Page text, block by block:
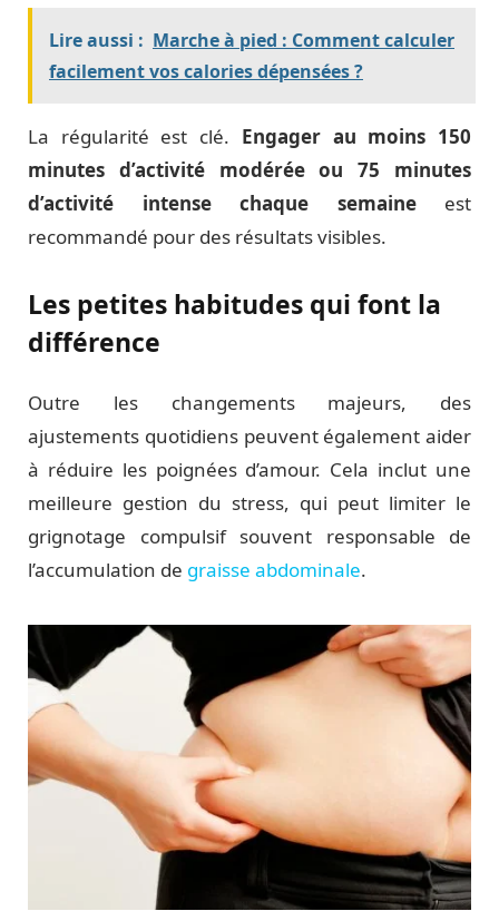
Lire aussi : Marche à pied : Comment calculer
facilement vos calories dépensées ?
La régularité est clé. Engager au moins 150
minutes d’activité modérée ou 75 minutes
d’activité intense chaque semaineest
recommandé pour des résultats visibles.
Les petites habitudes qui font la
différence
Outre les changements majeurs, des
ajustements quotidiens peuvent également aider
à réduire les poignées d’amour. Cela inclut une
meilleure gestion du stress, qui peut limiter le
grignotage compulsif souvent responsable de
l’accumulation de graisse abdominale.